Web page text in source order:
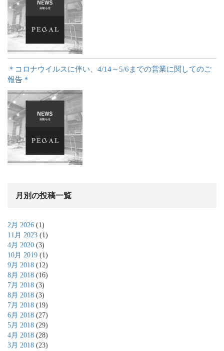
＊コロナウイルスに伴い、4/14～5/6までの営業に関してのご
報告＊
月別の投稿一覧
2月 2026 (1)
11月 2023 (1)
4月 2020 (3)
10月 2019 (1)
9月 2018 (12)
8月 2018 (16)
7月 2018 (3)
8月 2018 (3)
7月 2018 (19)
6月 2018 (27)
5月 2018 (29)
4月 2018 (28)
3月 2018 (23)